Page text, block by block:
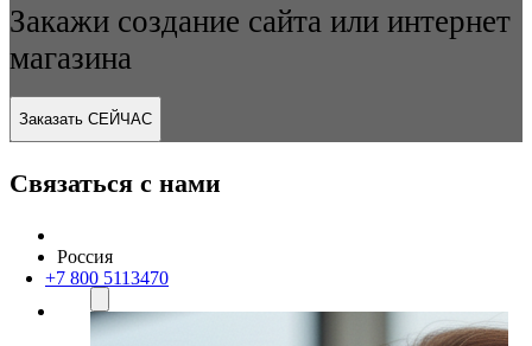
Закажи создание сайта или интернет
магазина
Заказать СЕЙЧАС
Связаться с нами
Россия
+7 800 5113470